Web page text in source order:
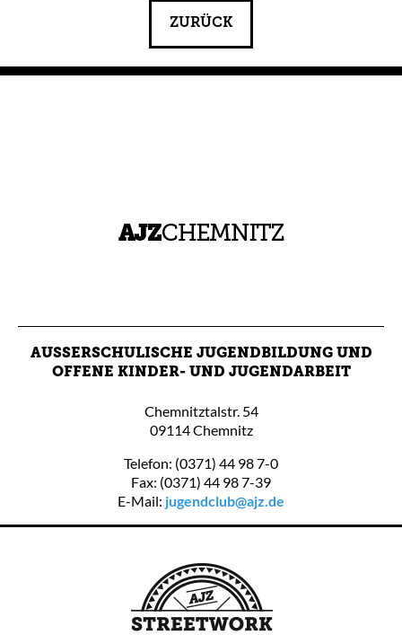
ZURÜCK
AUSSERSCHULISCHE JUGENDBILDUNG UND O
FFENE KINDER- UND JUGENDARBEIT
Chemnitztalstr. 54
09114 Chemnitz
Telefon: (0371) 44 98 7-0
Fax: (0371) 44 98 7-39
E-Mail: jugendclub@ajz.de